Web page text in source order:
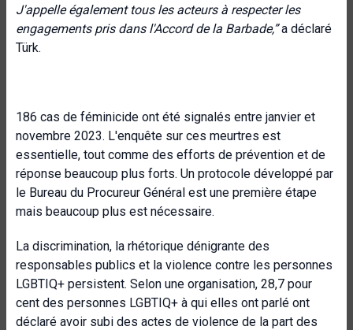
J'appelle également tous les acteurs à respecter les
engagements pris dans l'Accord de la Barbade,”a déclaré
Türk.
186 cas de féminicide ont été signalés entre janvier et
novembre 2023. L'enquête sur ces meurtres est
essentielle, tout comme des efforts de prévention et de
réponse beaucoup plus forts. Un protocole développé par
le Bureau du Procureur Général est une première étape
mais beaucoup plus est nécessaire.
La discrimination, la rhétorique dénigrante des
responsables publics et la violence contre les personnes
LGBTIQ+ persistent. Selon une organisation, 28,7 pour
cent des personnes LGBTIQ+ à qui elles ont parlé ont
déclaré avoir subi des actes de violence de la part des